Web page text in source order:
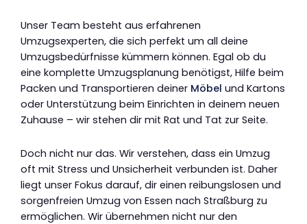
Unser Team besteht aus erfahrenen
Umzugsexperten, die sich perfekt um all deine
Umzugsbedürfnisse kümmern können. Egal ob du
eine komplette Umzugsplanung benötigst, Hilfe beim
Packen und Transportieren deiner Möbel und Kartons
oder Unterstützung beim Einrichten in deinem neuen
Zuhause – wir stehen dir mit Rat und Tat zur Seite.
Doch nicht nur das. Wir verstehen, dass ein Umzug
oft mit Stress und Unsicherheit verbunden ist. Daher
liegt unser Fokus darauf, dir einen reibungslosen und
sorgenfreien Umzug von Essen nach Straßburg zu
ermöglichen. Wir übernehmen nicht nur den